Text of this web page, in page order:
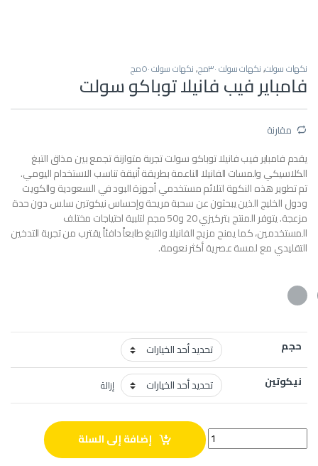
نكهات سولت,نكهات سولت ٣٠مج ,نكهات سولت ٥٠مج
فامباير فيب فانيلا توباكو سولت
مقارنة
يقدم فامباير فيب فانيلا توباكو سولت تجربة متوازنة تجمع بين مذاق التبغ
الكلاسيكي ولمسات الفانيلا الناعمة بطريقة أنيقة تناسب الاستخدام اليومي.
تم تطوير هذه النكهة لتلائم مستخدمي أجهزة البود في السعودية والكويت
ودول الخليج الذين يبحثون عن سحبة مريحة وإحساس نيكوتين سلس دون حدة
مزعجة. يتوفر المنتج بتركيزي 20 و50 مجم لتلبية احتياجات مختلف
المستخدمين، كما يمنح مزيج الفانيلا والتبغ طابعاً دافئاً يقترب من تجربة التدخين
التقليدي مع لمسة عصرية أكثر نعومة.
حجم
نيكوتين
إزالة
فامباير فيب فانيلا توباكو سولت quantity إضافة إلى السلة